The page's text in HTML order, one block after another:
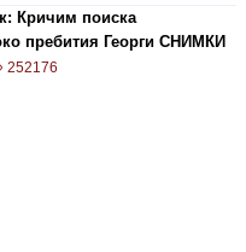
Кричим поиска
пребития Георги СНИМКИ
252176